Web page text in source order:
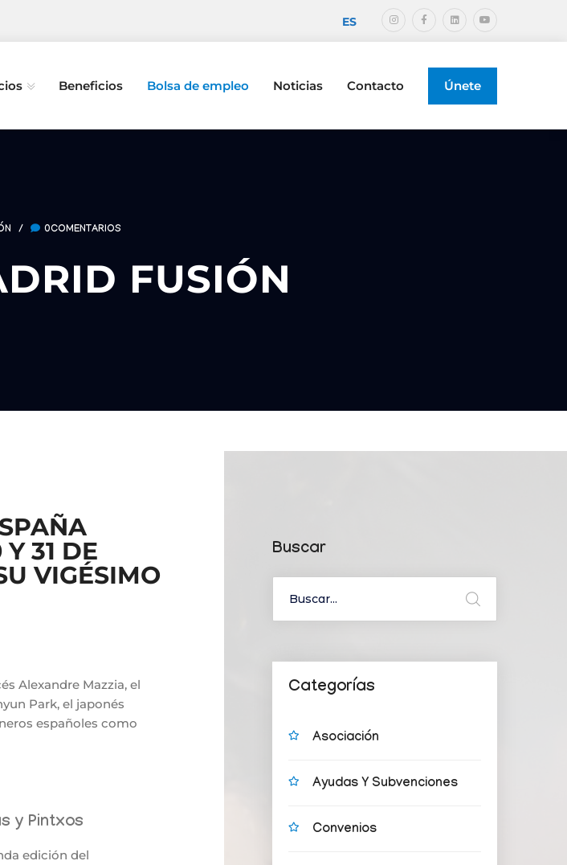
ES
Beneficios Bolsa de empleo Noticias Contacto Únete
/ 0COMENTARIOS
FUSIÓN
31 DE
VIGÉSIMO
Alexandre Mazzia, el
Park, el japonés
españoles como
y Pintxos
edición del
Buscar
Categorías
Asociación
Ayudas Y Subvenciones
Convenios